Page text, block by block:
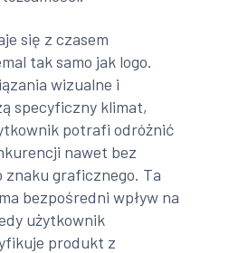
się z czasem
tak samo jak logo.
wizualne i
specyficzny klimat,
potrafi odróżnić
nawet bez
znaku graficznego. Ta
bezpośredni wpływ na
użytkownik
produkt z